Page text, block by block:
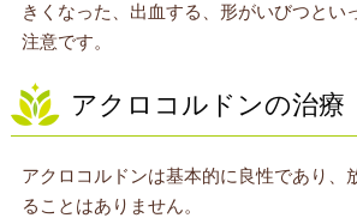
きくなった、出血する、形がいびつとい
注意です。
アクロコルドンの治療
アクロコルドンは基本的に良性であり、
ることはありません。